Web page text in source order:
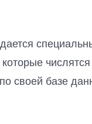
числятся
своей базе